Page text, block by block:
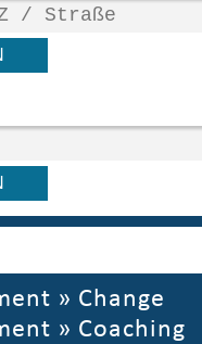
» Change
» Coaching